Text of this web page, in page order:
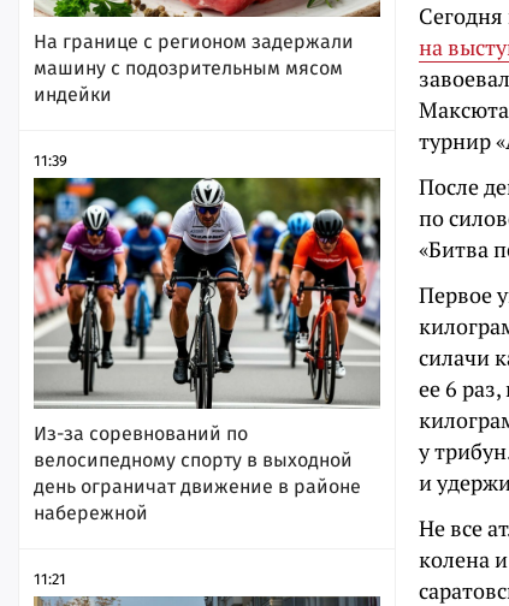
На границе с регионом задержали
машину с подозрительным мясом
индейки
11:39
Из-за соревнований по
велосипедному спорту в выходной
день ограничат движение в районе
набережной
11:21
на
Максюта
турнир
После
по
«Битва
Первое
силачи
ее 6
у
и
Не все
колена